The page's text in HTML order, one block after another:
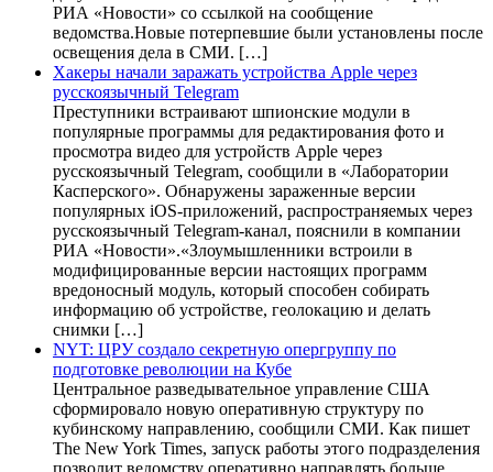
РИА «Новости» со ссылкой на сообщение
ведомства.Новые потерпевшие были установлены после
освещения дела в СМИ. […]
Хакеры начали заражать устройства Apple через
русскоязычный Telegram
Преступники встраивают шпионские модули в
популярные программы для редактирования фото и
просмотра видео для устройств Apple через
русскоязычный Telegram, сообщили в «Лаборатории
Касперского». Обнаружены зараженные версии
популярных iOS-приложений, распространяемых через
русскоязычный Telegram-канал, пояснили в компании
РИА «Новости».«Злоумышленники встроили в
модифицированные версии настоящих программ
вредоносный модуль, который способен собирать
информацию об устройстве, геолокацию и делать
снимки […]
NYT: ЦРУ создало секретную опергруппу по
подготовке революции на Кубе
Центральное разведывательное управление США
сформировало новую оперативную структуру по
кубинскому направлению, сообщили СМИ. Как пишет
The New York Times, запуск работы этого подразделения
позволит ведомству оперативно направлять больше